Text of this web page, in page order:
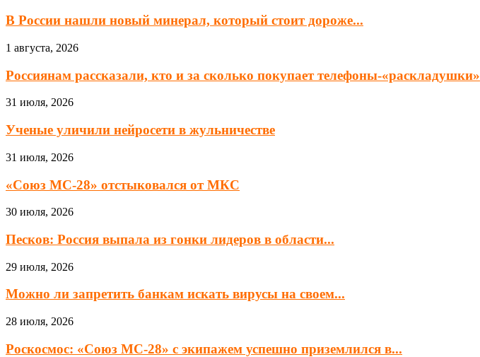
В России нашли новый минерал, который стоит дороже...
1 августа, 2026
Россиянам рассказали, кто и за сколько покупает телефоны-«раскладушки»
31 июля, 2026
Ученые уличили нейросети в жульничестве
31 июля, 2026
«Союз МС-28» отстыковался от МКС
30 июля, 2026
Песков: Россия выпала из гонки лидеров в области...
29 июля, 2026
Можно ли запретить банкам искать вирусы на своем...
28 июля, 2026
Роскосмос: «Союз МС-28» с экипажем успешно приземлился в...